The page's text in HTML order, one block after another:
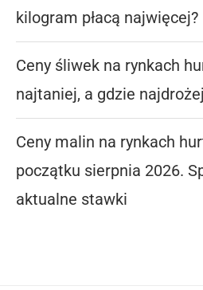
kilogram płacą najwięcej?
Ceny śliwek na rynkach
najtaniej, a gdzie
Ceny malin na rynkach
początku sierpnia 2026.
aktualne stawki